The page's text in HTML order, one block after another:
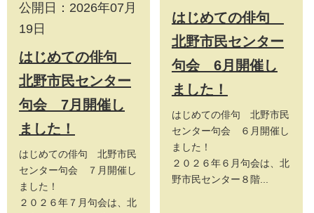
公開日：2026年07月
19日
はじめての俳句
北野市民センター
句会 7月開催し
ました！
はじめての俳句 北野市民
センター句会 ７月開催し
ました！
２０２６年７月句会は、北
はじめての俳句
北野市民センター
句会 6月開催し
ました！
はじめての俳句 北野市民
センター句会 ６月開催し
ました！
２０２６年６月句会は、北
野市民センター８階...